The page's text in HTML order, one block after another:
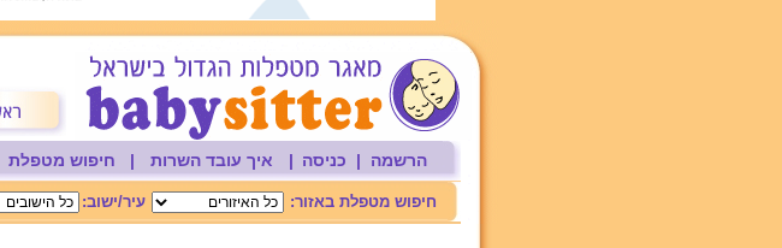
הרשמה | כניסה | איך עובד השרות | חיפוש מטפלת
חיפוש מטפלת באזור: עיר/ישוב: